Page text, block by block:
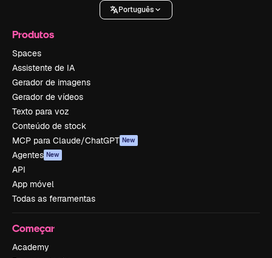
Português
Produtos
Spaces
Assistente de IA
Gerador de imagens
Gerador de vídeos
Texto para voz
Conteúdo de stock
MCP para Claude/ChatGPT New
Agentes New
API
App móvel
Todas as ferramentas
Começar
Academy